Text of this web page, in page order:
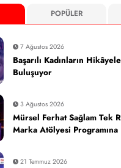
POPÜLER
7 Ağustos 2026
Başarılı Kadınların
Buluşuyor
3 Ağustos 2026
Mürsel Ferhat Sağlam Tek
Marka Atölyesi
21 Temmuz 2026